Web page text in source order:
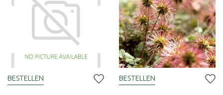
BESTELLEN BESTELLEN